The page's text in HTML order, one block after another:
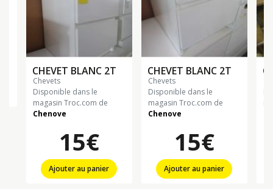
CHEVET BLANC 2T
chevets
Disponible dans le
magasin Troc.com de
Chenove
15€
Ajouter au panier
CHEVET BLANC 2T
chevets
Disponible dans le
magasin Troc.com de
Chenove
15€
Ajouter au panier